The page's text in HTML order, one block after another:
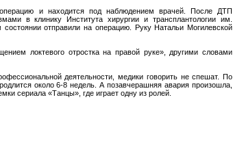
и находится под наблюдением врачей. После ДТП
в клинику Института хирургии и трансплантологии им.
отправили на операцию. Руку Натальи Могилевской
локтевого отростка на правой руке», другими словами
деятельности, медики говорить не спешат. По
около 6-8 недель. А позавчерашняя авария произошла,
сериала «Танцы», где играет одну из ролей.